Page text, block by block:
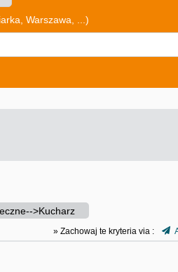
Warszawa, ...)
>Kucharz
» Zachowaj te kryteria via :